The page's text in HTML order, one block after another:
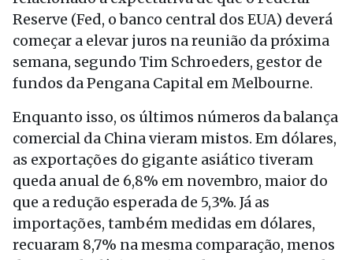
Reserve (Fed, o banco central dos EUA) deverá
começar a elevar juros na reunião da próxima
semana, segundo Tim Schroeders, gestor de
fundos da Pengana Capital em Melbourne.
Enquanto isso, os últimos números da balança
comercial da China vieram mistos. Em dólares,
as exportações do gigante asiático tiveram
queda anual de 6,8% em novembro, maior do
que a redução esperada de 5,3%. Já as
importações, também medidas em dólares,
recuaram 8,7% na mesma comparação, menos